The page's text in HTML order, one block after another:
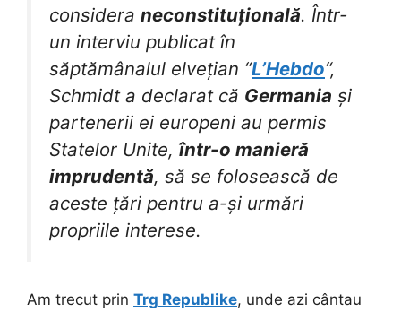
considera neconstituțională. Într-
un interviu publicat în
săptămânalul elvețian “L’Hebdo“,
Schmidt a declarat că Germania și
partenerii ei europeni au permis
Statelor Unite, într-o manieră
imprudentă, să se folosească de
aceste țări pentru a-și urmări
propriile interese.
Am trecut prin Trg Republike, unde azi cântau